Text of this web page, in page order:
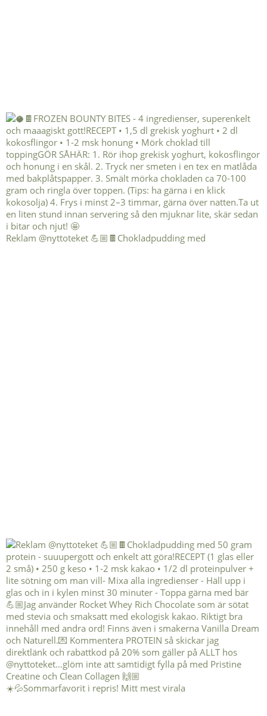
Reklam @nyttoteket 💪🏼🍫Chokladpudding med
☀️💦Sommarfavorit i repris! Mitt mest virala